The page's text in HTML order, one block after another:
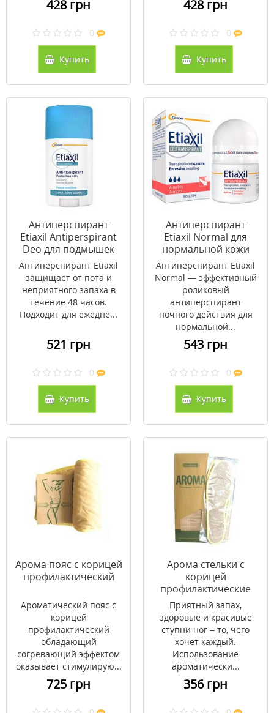
428 грн
0
Купить
428 грн
0
Купить
Антиперспирант
Etiaxil Antiperspirant
Deo для подмышек
48h стик 40 мл
Антиперспирант Etiaxil
защищает от пота и
неприятного запаха в
течение 48 часов.
Подходит для ежедне...
521 грн
0
Купить
Антиперспирант
Etiaxil Normal для
нормальной кожи
подмышек
шариковый 15 мл
Антиперспирант Etiaxil
Normal — эффективный
роликовый
антиперспирант
ночного действия для
нормальной...
543 грн
0
Купить
Арома пояс с корицей
профилактический
Ароматический пояс с
корицей
профилактический
обладающий
согревающий эффектом
оказывает стимулирую...
725 грн
Арома стельки с
корицей
профилактические
Приятный запах,
здоровые и красивые
ступни ног – то, чего
хочет каждый.
Использование
ароматически...
356 грн